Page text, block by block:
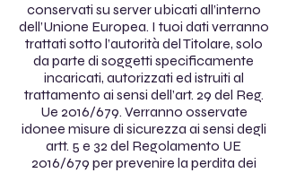
conservati su server ubicati all’interno
dell’Unione Europea. I tuoi dati verranno
trattati sotto l’autorità del Titolare, solo
da parte di soggetti specificamente
incaricati, autorizzati ed istruiti al
trattamento ai sensi dell’art. 29 del Reg.
Ue 2016/679. Verranno osservate
idonee misure di sicurezza ai sensi degli
artt. 5 e 32 del Regolamento UE
2016/679 per prevenire la perdita dei